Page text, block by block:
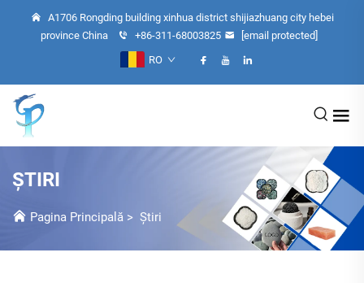
A1706 Rongding building xinhua district shijiazhuang city hebei
province China
+86-311-68003825
[email protected]
RO
ȘTIRI
Pagina Principală > Știri